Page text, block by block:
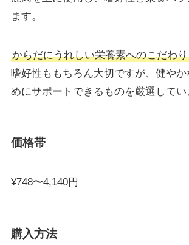
ます。
からだにうれしい栄養素へのこだわり
嗜好性ももちろん大切ですが、健や
めにサポートできるものを厳選してい
価格帯
¥748〜4,140円
購入方法